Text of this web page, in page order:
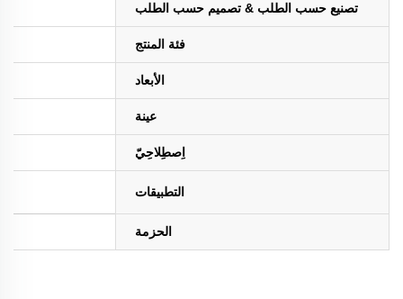
تصنيع حسب الطلب & تصميم حسب الطلب
فئة المنتج
الأبعاد
عينة
اِصطِلاحِيّ
التطبيقات
الحزمة